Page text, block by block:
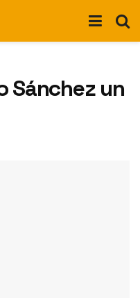
Sánchez un